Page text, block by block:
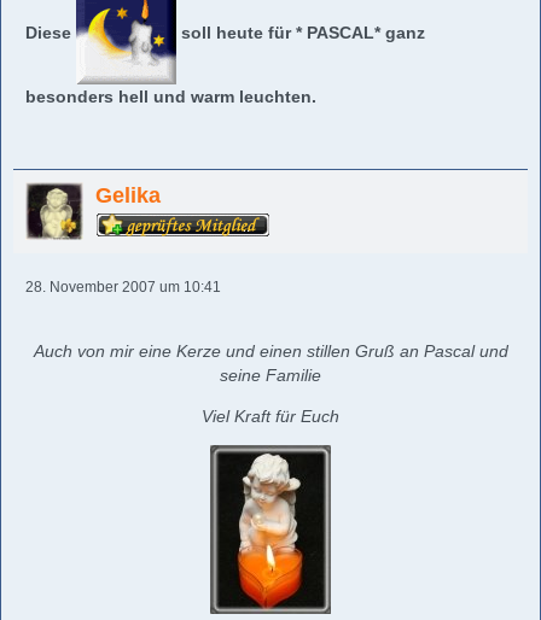
Diese soll heute für * PASCAL* ganz
besonders hell und warm leuchten.
Gelika
28. November 2007 um 10:41
Auch von mir eine Kerze und einen stillen Gruß an Pascal und
seine Familie
Viel Kraft für Euch